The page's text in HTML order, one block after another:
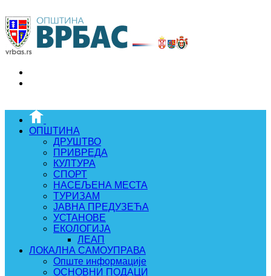
ОПШТИНА
ДРУШТВО
ПРИВРЕДА
КУЛТУРА
СПОРТ
НАСЕЉЕНА МЕСТА
ТУРИЗАМ
ЈАВНА ПРЕДУЗЕЋА
УСТАНОВЕ
ЕКОЛОГИЈА
ЛЕАП
ЛОКАЛНА САМОУПРАВА
Опште информације
ОСНОВНИ ПОДАЦИ